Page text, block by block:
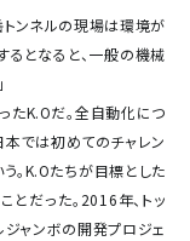
トンネルの現場は環境が
となると、一般の機械
たK.Oだ。全自動化につ
では初めてのチャレン
。K.Oたちが目標とした
だった。2016年、トッ
ジャンボの開発プロジェ